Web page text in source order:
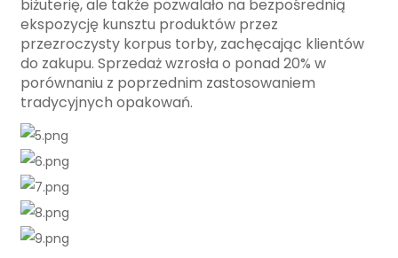
biżuterię, ale także pozwalało na bezpośrednią
ekspozycję kunsztu produktów przez
przezroczysty korpus torby, zachęcając klientów
do zakupu. Sprzedaż wzrosła o ponad 20% w
porównaniu z poprzednim zastosowaniem
tradycyjnych opakowań.